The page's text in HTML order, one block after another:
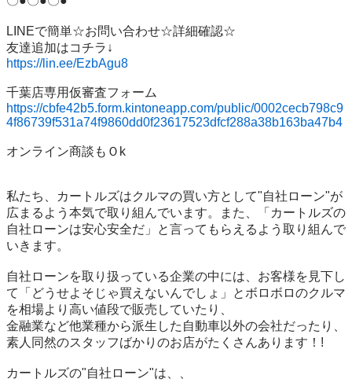
LINEで簡単☆お問い合わせ☆詳細確認☆
https://lin.ee/EzbAgu8
https://cbfe42b5.form.kintoneapp.com/public/0002cecb798c9
4f86739f531a74f9860dd0f23617523dfcf288a38b163ba47b4
オンライン商談もＯk
私たち、カートルズはクルマの買い方として"自社ローン"が
広まるよう本気で取り組んでいます。また、「カートルズの
自社ローンは安心安全だ」と言ってもらえるよう取り組んで
いきます。
自社ローンを取り扱っている企業の中には、お客様を見下し
て「どうせよそじゃ買えないんでしょ」とボロボロのクルマ
を相場より高い値段で販売していたり、
金融業など他業種から派生した自動車以外の会社だったり、
素人同然のスタッフばかりのお店がたくさんあります！!
カートルズの"自社ローン"は、、